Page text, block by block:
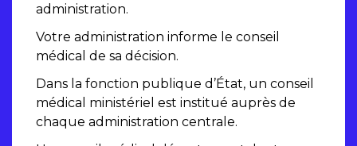
administration.
Votre administration informe le conseil
médical de sa décision.
Dans la fonction publique d’État, un conseil
médical ministériel est institué auprès de
chaque administration centrale.